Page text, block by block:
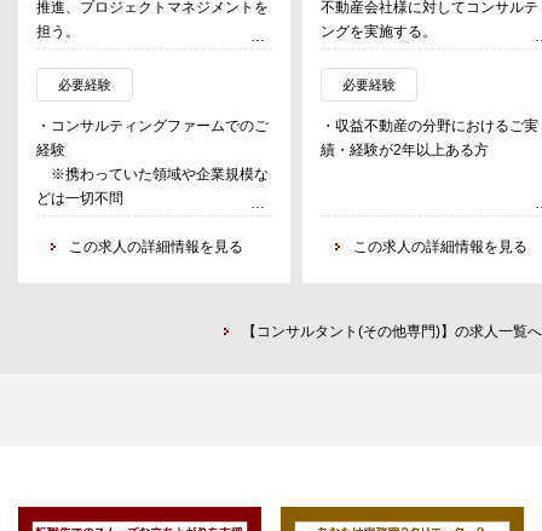
推進、プロジェクトマネジメントを
担う。
・国・自治体における新産業創出に
関するコンサルティング業務全般
・民間企業の変革・成長に関する新
規事業開発コンサルティング業務全
般
・産学連携等プロジェクトを推進す
る大学・パートナー企業を対象とし
イザー 等
必要経験
・コンサルティングファームでのご
経験
※携わっていた領域や企業規模な
どは一切不問
※新規事業・新産業創出に関心を
お持ちの方歓迎
ロジカルシンキング、アウトプット
・日本語…ビジネスレベル(日本語
この求人の詳細情報を見る
不動産会社様に対してコンサルテ
ングを実施する。
主に、
・収益不動産の事業の立ち上げ
・土地・物件の仕入れ営業コンサ
ティング
・集客コンサルティング
・人財育成コンサルティング
づき得意領域より実施）
必要経験
・収益不動産の分野におけるご実
績・経験が2年以上ある方
この求人の詳細情報を見る
【コンサルタント(その他専門)】の求人一覧へ